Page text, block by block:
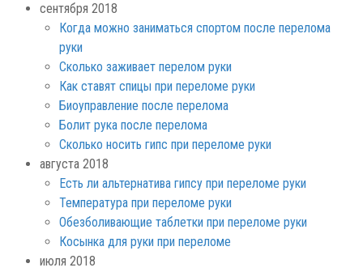
сентября 2018
Когда можно заниматься спортом после перелома
руки
Сколько заживает перелом руки
Как ставят спицы при переломе руки
Биоуправление после перелома
Болит рука после перелома
Сколько носить гипс при переломе руки
августа 2018
Есть ли альтернатива гипсу при переломе руки
Температура при переломе руки
Обезболивающие таблетки при переломе руки
Косынка для руки при переломе
июля 2018